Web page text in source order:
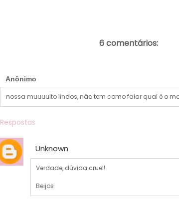
6 comentários:
Anônimo
nossa muuuuito lindos, não tem como falar qual é o
Respostas
Unknown
Verdade, dúvida cruel!
Beijos